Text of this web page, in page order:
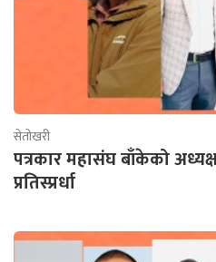
सेतोखरी
पत्रकार महासंघ बाँकेको
प्रतिस्प्रर्धा